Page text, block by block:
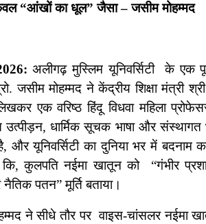
केवल “आंखों का धूल” जैसा – जसीम मोहम्मद
अलीगढ़ मुस्लिम यूनिवर्सिटी के एक
जसीम मोहम्मद ने केंद्रीय शिक्षा मंत्री श्री
एक वरिष्ठ हिंदू विधवा महिला
धार्मिक सूचक भाषा और संस्थागत
और यूनिवर्सिटी का दुनिया भर में बदनाम
कुलपति नईमा खातून को “गंभीर
पतन” मूर्ति बताया।
ने सीधे तौर पर वाइस-चांसलर नईमा